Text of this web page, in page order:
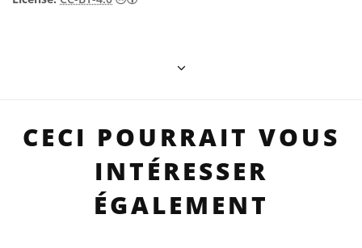
CECI POURRAIT VOUS
INTÉRESSER
ÉGALEMENT